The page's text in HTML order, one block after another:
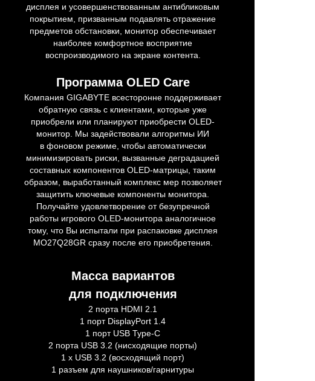
дисплея и усовершенствованным антибликовым
покрытием, призванным подавлять отражение
предметов обстановки, монитор обеспечивает
наиболее комфортное восприятие
воспроизводимого на экране контента.
Программа OLED Care
Компания GIGABYTE всесторонне поддерживает
обратную связь с клиентами, которые уже
приобрели или планируют приобрести OLED-
монитор. Мы задействовали алгоритмы ИИ
в фоновом режиме, чтобы автоматически
минимизировать риски, вызванные деградацией
составных компонентов OLED-матрицы, таким
образом, выработанный комплекс мер позволяет
защитить ключевые компоненты монитора.
Получайте удовлетворение от безупречной
работы игрового OLED-монитора аналогичное
тому, что Вы испытали при распаковке дисплея
MO27Q28GR сразу после его приобретения.
Масса вариантов
для подключения
2 порта HDMI 2.1
1 порт DisplayPort 1.4
1 порт USB Type-C
2 порта USB 3.2 (нисходящие порты)
1 x USB 3.2 (восходящий порт)
1 разъем для наушников/гарнитуры